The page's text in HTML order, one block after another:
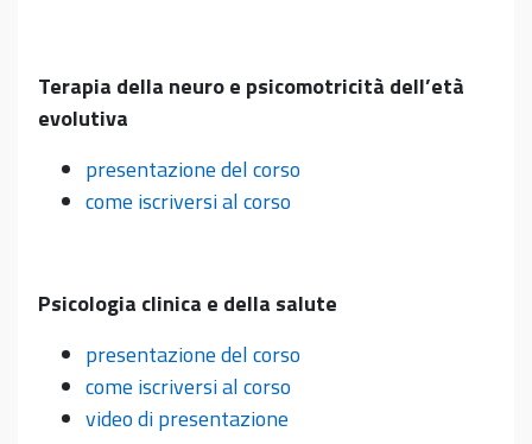
Terapia della neuro e psicomotricità dell’età
evolutiva
presentazione del corso
come iscriversi al corso
Psicologia clinica e della salute
presentazione del corso
come iscriversi al corso
video di presentazione